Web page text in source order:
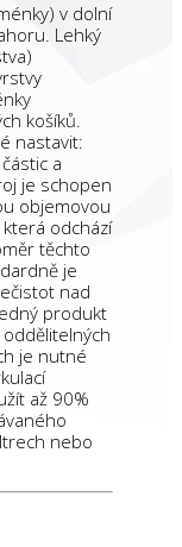
v dolní
Lehký
košíků.
nastavit:
a
je schopen
objemovou
odchází
těchto
je
nad
produkt
je nutné
až 90%
nebo